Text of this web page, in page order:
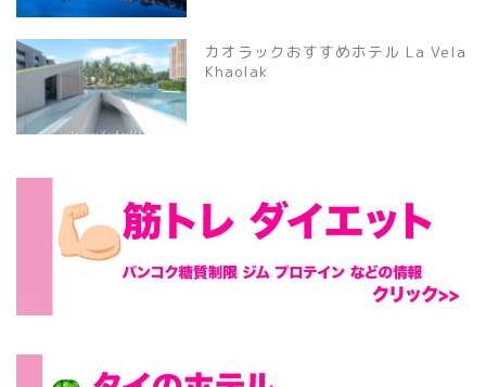
カオラックおすすめホテル La Vela
Khaolak